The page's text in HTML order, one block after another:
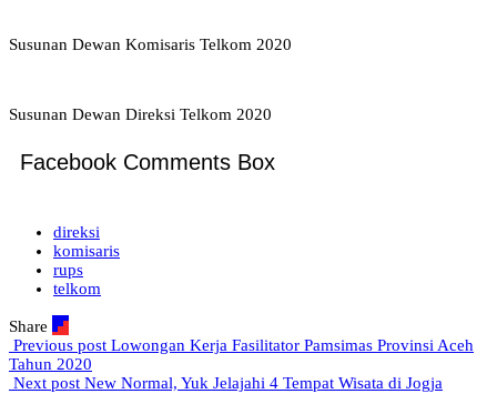
Susunan Dewan Komisaris Telkom 2020
Susunan Dewan Direksi Telkom 2020
Facebook Comments Box
direksi
komisaris
rups
telkom
Share
Previous post Lowongan Kerja Fasilitator Pamsimas Provinsi Aceh
Tahun 2020
Next post New Normal, Yuk Jelajahi 4 Tempat Wisata di Jogja